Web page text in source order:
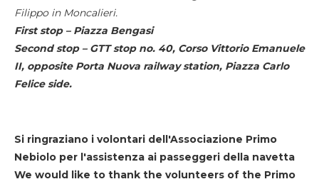
Filippo in Moncalieri.
First stop – Piazza Bengasi
Second stop – GTT stop no. 40, Corso Vittorio Emanuele
II, opposite Porta Nuova railway station, Piazza Carlo
Felice side.
Si ringraziano i volontari dell'Associazione Primo
Nebiolo per l'assistenza ai passeggeri della navetta
We would like to thank the volunteers of the Primo